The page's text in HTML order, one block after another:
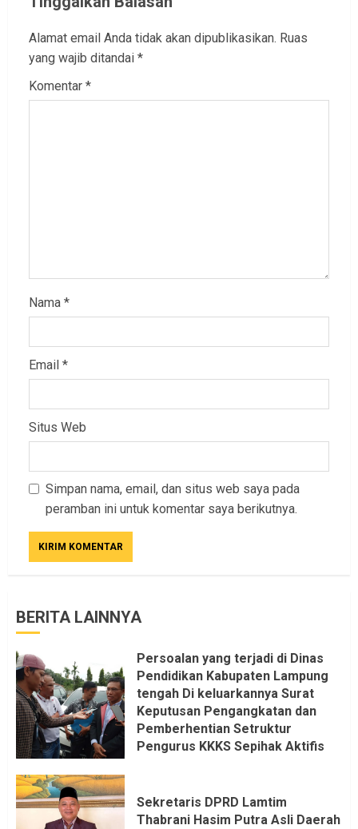
Alamat email Anda tidak akan dipublikasikan. Ruas
yang wajib ditandai *
Komentar *
Nama *
Email *
Situs Web
Simpan nama, email, dan situs web saya pada
peramban ini untuk komentar saya berikutnya.
BERITA LAINNYA
Persoalan yang terjadi di Dinas
Pendidikan Kabupaten Lampung
tengah Di keluarkannya Surat
Keputusan Pengangkatan dan
Pemberhentian Setruktur
Pengurus KKKS Sepihak Aktifis
Dapat saya pastikan penuh Unsur
KKN, dan Unsur Politik.
Sekretaris DPRD Lamtim
Thabrani Hasim Putra Asli Daerah